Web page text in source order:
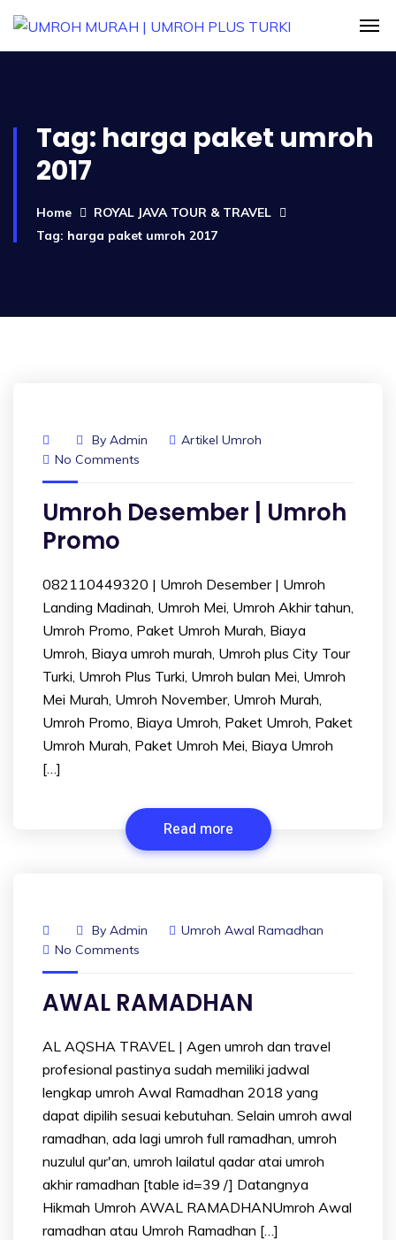
Tag: harga paket umroh
2017
Home
ROYAL JAVA TOUR & TRAVEL
Tag: harga paket umroh 2017
By Admin
Artikel Umroh
No Comments
Umroh Desember | Umroh
Promo
082110449320 | Umroh Desember | Umroh
Landing Madinah, Umroh Mei, Umroh Akhir tahun,
Umroh Promo, Paket Umroh Murah, Biaya
Umroh, Biaya umroh murah, Umroh plus City Tour
Turki, Umroh Plus Turki, Umroh bulan Mei, Umroh
Mei Murah, Umroh November, Umroh Murah,
Umroh Promo, Biaya Umroh, Paket Umroh, Paket
Umroh Murah, Paket Umroh Mei, Biaya Umroh
[…]
Read more
By Admin
Umroh Awal Ramadhan
No Comments
AWAL RAMADHAN
AL AQSHA TRAVEL | Agen umroh dan travel
profesional pastinya sudah memiliki jadwal
lengkap umroh Awal Ramadhan 2018 yang
dapat dipilih sesuai kebutuhan. Selain umroh awal
ramadhan, ada lagi umroh full ramadhan, umroh
nuzulul qur'an, umroh lailatul qadar atai umroh
akhir ramadhan [table id=39 /] Datangnya
Hikmah Umroh AWAL RAMADHANUmroh Awal
ramadhan atau Umroh Ramadhan […]